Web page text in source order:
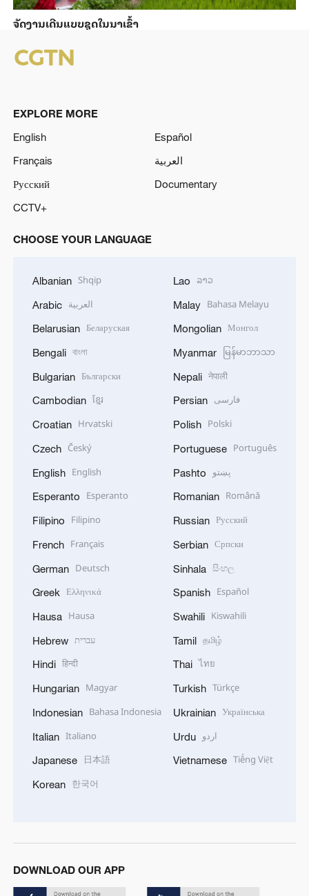
ຈັດງານເດີນແບບຊຸດໃນນາເຂົ້າ
EXPLORE MORE
English
Español
Français
العربية
Русский
Documentary
CCTV+
CHOOSE YOUR LANGUAGE
Albanian Shqip
Arabic العربية
Belarusian Беларуская
Bengali বাংলা
Bulgarian Български
Cambodian ខ្មែរ
Croatian Hrvatski
Czech Český
English English
Esperanto Esperanto
Filipino Filipino
French Français
German Deutsch
Greek Ελληνικά
Hausa Hausa
Hebrew עברית
Hindi हिन्दी
Hungarian Magyar
Indonesian Bahasa Indonesia
Italian Italiano
Japanese 日本語
Korean 한국어
Lao ລາວ
Malay Bahasa Melayu
Mongolian Монгол
Myanmar မြန်မာဘာသာ
Nepali नेपाली
Persian فارسی
Polish Polski
Portuguese Português
Pashto پښتو
Romanian Română
Russian Русский
Serbian Српски
Sinhala සිංහල
Spanish Español
Swahili Kiswahili
Tamil தமிழ்
Thai ไทย
Turkish Türkçe
Ukrainian Українська
Urdu اردو
Vietnamese Tiếng Việt
DOWNLOAD OUR APP